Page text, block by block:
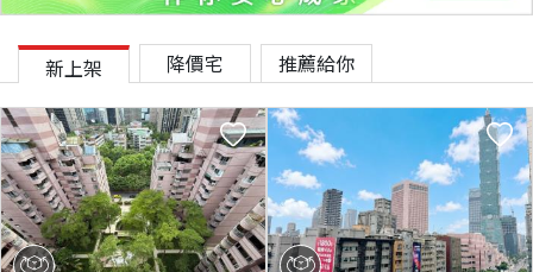
新上架 降價宅 推薦給你